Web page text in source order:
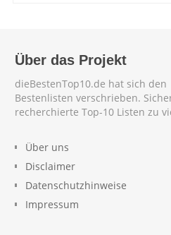
Über das Projekt
dieBestenTop10.de hat sich den
Bestenlisten verschrieben.
recherchierte Top-10 Listen zu
Über uns
Disclaimer
Datenschutzhinweise
Impressum